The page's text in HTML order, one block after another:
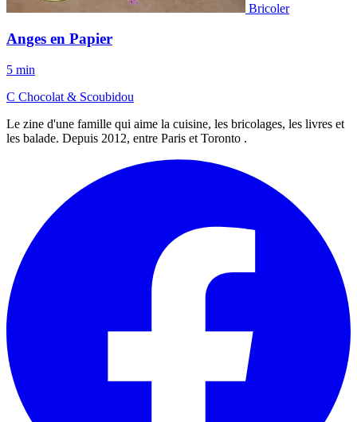
Bricoler
Anges en Papier
5 min
C Chocolat & Scoubidou
Le zine d'une famille qui aime la cuisine, les bricolages, les livres et
les balade. Depuis 2012, entre Paris et Toronto .